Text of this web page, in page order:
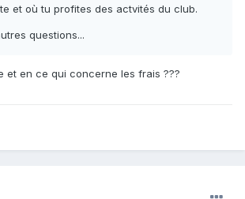
et où tu profites des actvités du club.
questions...
et en ce qui concerne les frais ???